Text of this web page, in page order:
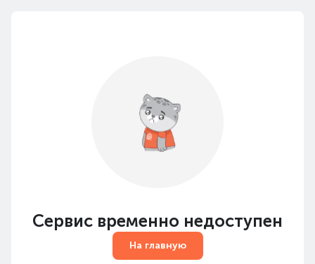
Сервис временно недоступен
На главную